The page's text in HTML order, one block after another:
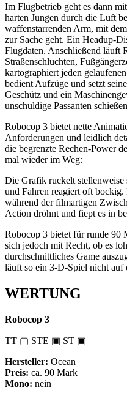
Im Flugbetrieb geht es dann
harten Jungen durch die Luft
waffenstarrenden Arm, mit
zur Sache geht. Ein Headup-
Flugdaten. Anschließend läuft
Straßenschluchten,
kartographiert jeden
bedient Aufzüge und setzt
Geschütz und ein
unschuldige Passanten
Robocop 3 bietet nette
Anforderungen und leidlich
die begrenzte Rechen-Power
mal wieder im Weg:
Die Grafik ruckelt stellenweise
und Fahren reagiert oft
während der filmartigen
Action dröhnt und fiept es in
Robocop 3 bietet für runde 90
sich jedoch mit Recht, ob es
durchschnittliches Game
läuft so ein 3-D-Spiel nicht auf
WERTUNG
Robocop 3
TT ▢ STE ▣ ST ▣
Hersteller: Ocean
Preis: ca. 90 Mark
Mono: nein